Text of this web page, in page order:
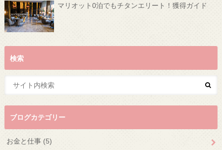
マリオット0泊でもチタンエリート！獲得ガイド
検索
ブログカテゴリー
お金と仕事 (5)